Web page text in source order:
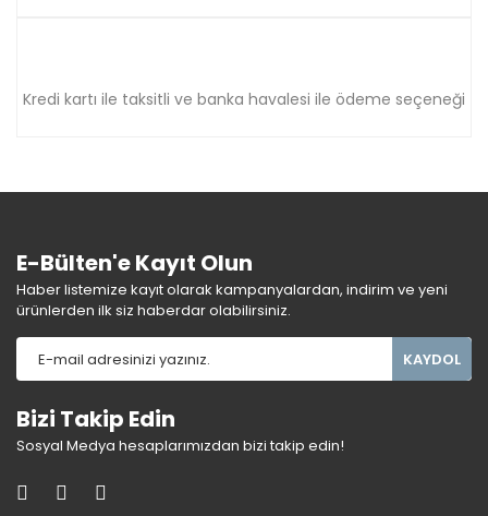
Kredi kartı ile taksitli ve banka havalesi ile ödeme seçeneği
E-Bülten'e Kayıt Olun
Haber listemize kayıt olarak kampanyalardan, indirim ve yeni
ürünlerden ilk siz haberdar olabilirsiniz.
KAYDOL
Bizi Takip Edin
Sosyal Medya hesaplarımızdan bizi takip edin!